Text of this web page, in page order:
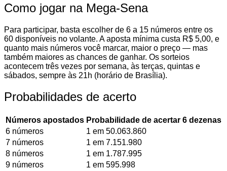
Como jogar na Mega-Sena
Para participar, basta escolher de 6 a 15 números entre os
60 disponíveis no volante. A aposta mínima custa R$ 5,00, e
quanto mais números você marcar, maior o preço — mas
também maiores as chances de ganhar. Os sorteios
acontecem três vezes por semana, às terças, quintas e
sábados, sempre às 21h (horário de Brasília).
Probabilidades de acerto
Números apostados Probabilidade de acertar 6 dezenas
6 números
1 em 50.063.860
7 números
1 em 7.151.980
8 números
1 em 1.787.995
9 números
1 em 595.998